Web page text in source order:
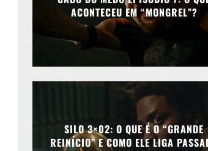
ACONTECEU EM “MONGREL”?
SILO 3×02: O QUE É O “GRANDE
REINÍCIO” E COMO ELE LIGA